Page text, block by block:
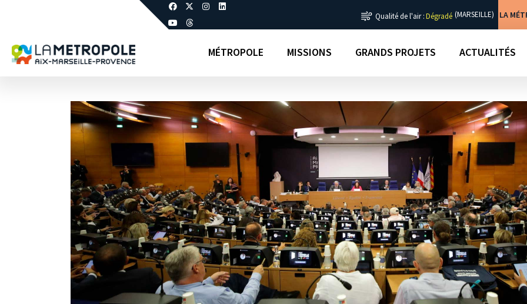
Qualité de l'air :Dégradé (MARSEILLE) LA
MÉTROPOLE MISSIONS GRANDS PROJETS ACTUALITÉS